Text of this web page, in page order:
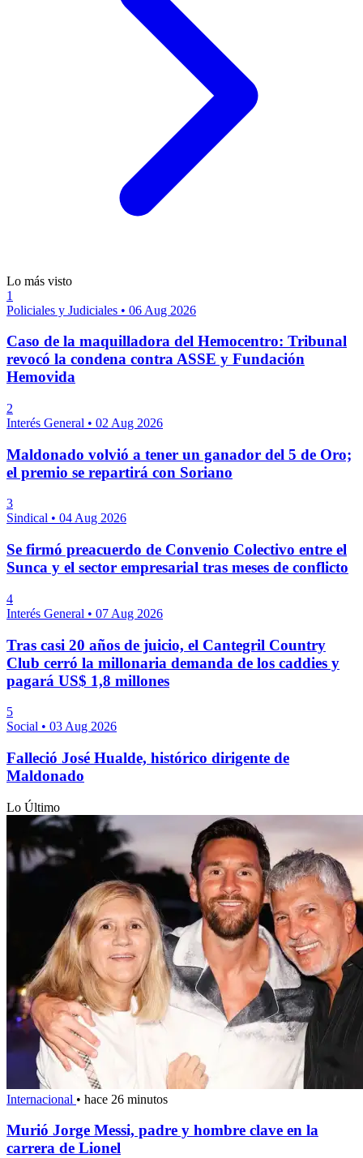
Lo más visto
1
Policiales y Judiciales • 06 Aug 2026
Caso de la maquilladora del Hemocentro: Tribunal
revocó la condena contra ASSE y Fundación
Hemovida
2
Interés General • 02 Aug 2026
Maldonado volvió a tener un ganador del 5 de Oro;
el premio se repartirá con Soriano
3
Sindical • 04 Aug 2026
Se firmó preacuerdo de Convenio Colectivo entre el
Sunca y el sector empresarial tras meses de conflicto
4
Interés General • 07 Aug 2026
Tras casi 20 años de juicio, el Cantegril Country
Club cerró la millonaria demanda de los caddies y
pagará US$ 1,8 millones
5
Social • 03 Aug 2026
Falleció José Hualde, histórico dirigente de
Maldonado
Lo Último
Internacional • hace 26 minutos
Murió Jorge Messi, padre y hombre clave en la
carrera de Lionel